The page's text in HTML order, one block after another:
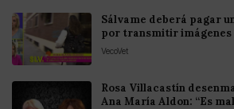
Sálvame deberá pagar
por transmitir
VecoVet
Rosa Villacastín
Ana María Aldon: “Es